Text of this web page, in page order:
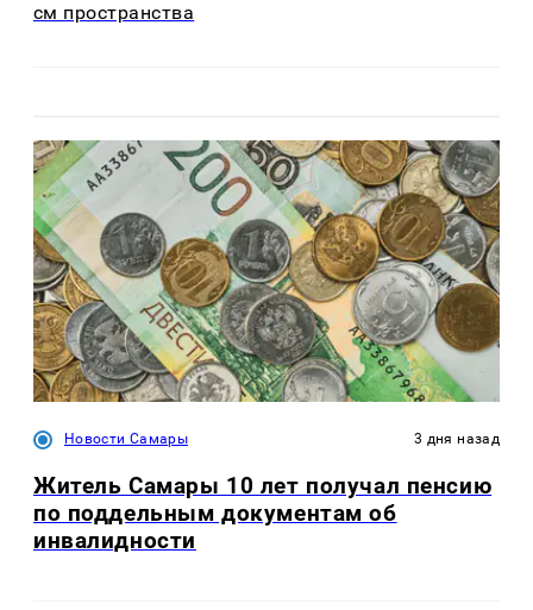
см пространства
Новости Самары 3 дня назад
Житель Самары 10 лет получал пенсию
по поддельным документам об
инвалидности